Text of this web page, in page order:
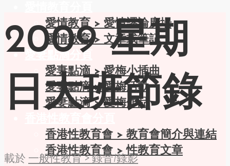
愛情教育 > 愛情謬論廣場
愛情教育 > 文章或筆記
愛妻點滴分頁
愛妻點滴 > 愛梅小插曲
愛妻點滴 > 愛梅活動
愛妻點滴 > 愛梅作品
香港性教育會 > 教育會簡介與連結
香港性教育會 > 性教育文章
2009 星期
日大班節錄
載於 一般性教育 > 錄音/錄影